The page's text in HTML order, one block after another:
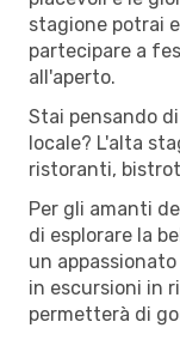
stagione potrai
partecipare a
all'aperto.
Stai pensando
locale? L'alta
ristoranti,
Per gli amanti
di esplorare la
un
in escursioni in
permetterà di